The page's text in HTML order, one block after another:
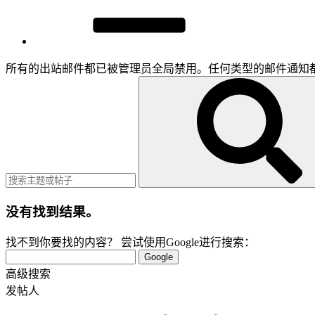
所有的出站邮件都已被管理员全局禁用。任何类型的邮件通知
没有找到结果。
找不到你要找的内容？ 尝试使用Google进行搜索：
Google
高级搜索
发帖人